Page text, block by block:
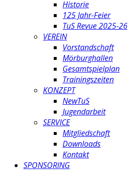
Historie
125 Jahr-Feier
TuS Revue 2025-26
VEREIN
Vorstandschaft
Mörburghallen
Gesamtspielplan
Trainingszeiten
KONZEPT
NewTuS
Jugendarbeit
SERVICE
Mitgliedschaft
Downloads
Kontakt
SPONSORING